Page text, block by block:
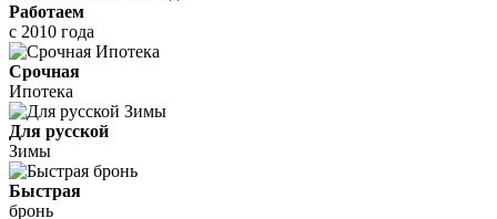
Работаем
с 2010 года
Срочная
Ипотека
Для русской
Зимы
Быстрая
бронь